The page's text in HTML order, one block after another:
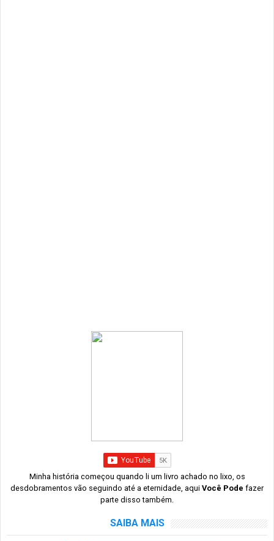
Minha história começou quando li um livro achado no lixo, os
desdobramentos vão seguindo até a eternidade, aqui Você Pode fazer
parte disso também.
SAIBA MAIS